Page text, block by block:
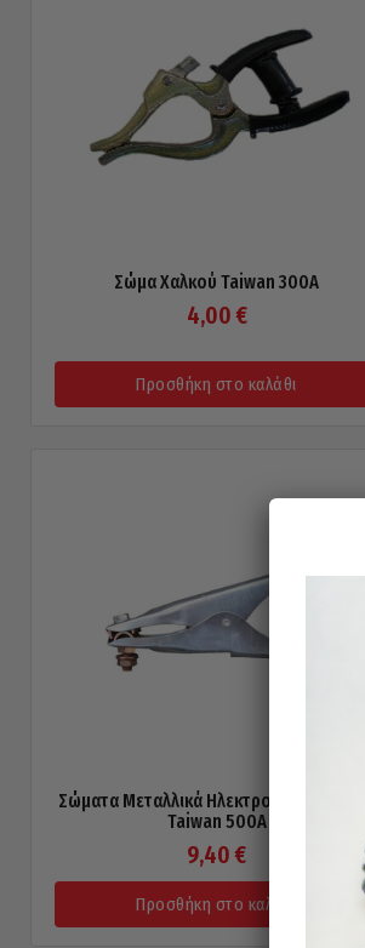
Σώμα Χαλκού Taiwan 300A
4,00 €
Προσθήκη στο καλάθι
Σώματα Μεταλλικά Ηλεκτροσυγκόλλησης
Taiwan 500A
9,40 €
Προσθήκη στο καλάθι